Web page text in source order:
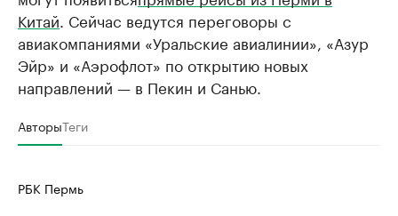
Китай . Сейчас ведутся переговоры с
авиакомпаниями «Уральские авиалинии», «Азур
Эйр» и «Аэрофлот» по открытию новых
направлений — в Пекин и Санью.
АвторыТеги
РБК Пермь